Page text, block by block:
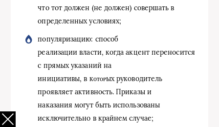
что тот должен (не должен) совершать в
определенных условиях;
популяризацию: способ
реализации власти, когда акцент переносится
с прямых указаний на
инициативы, в кᴏᴛᴏᴩых руководитель
проявляет активность. Приказы и
наказания могут быть использованы
исключительно в крайнем случае;